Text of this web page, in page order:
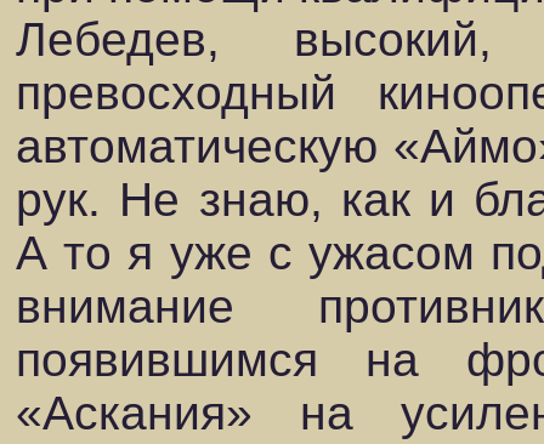
Лебедев,
превосходный
автоматическую
рук. Не знаю, как и
А то я уже с ужасом
внимание
появившимся на
«Аскания» на